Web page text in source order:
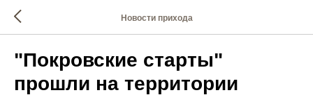
Новости прихода
"Покровские старты"
прошли на территории